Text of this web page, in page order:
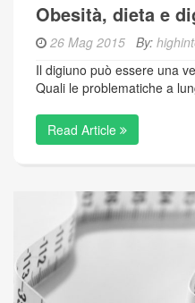
Obesità, dieta e
26 Mag 2015 By:
Il digiuno può essere una
Quali le problematiche a
Read Article